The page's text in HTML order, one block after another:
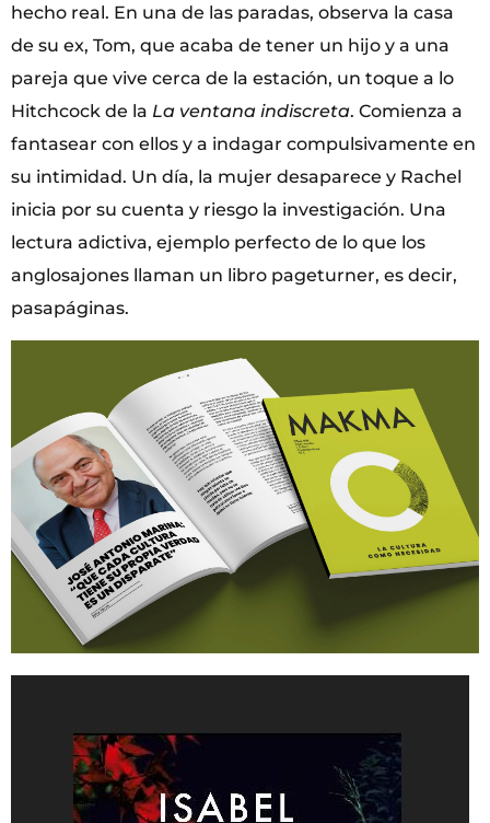
hecho real. En una de las paradas, observa la casa
de su ex, Tom, que acaba de tener un hijo y a una
pareja que vive cerca de la estación, un toque a lo
Hitchcock de la La ventana indiscreta. Comienza a
fantasear con ellos y a indagar compulsivamente en
su intimidad. Un día, la mujer desaparece y Rachel
inicia por su cuenta y riesgo la investigación. Una
lectura adictiva, ejemplo perfecto de lo que los
anglosajones llaman un libro pageturner, es decir,
pasapáginas.